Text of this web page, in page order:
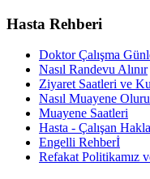
Hasta Rehberi
Doktor Çalışma
Nasıl Randevu Alınır
Ziyaret Saatleri ve
Nasıl Muayene
Muayene Saatleri
Hasta - Çalışan
Engelli Rehberİ
Refakat Politikamız